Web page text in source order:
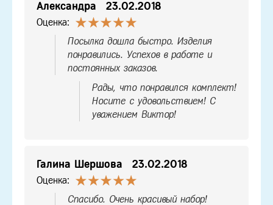
Александра 23.02.2018
Оценка:
Посылка дошла быстро. Изделия
понравились. Успехов в работе и
постоянных заказов.
Рады, что понравился комплект!
Носите с удовольствием! С
уважением Виктор!
Галина Шершова 23.02.2018
Оценка:
Спасибо. Очень красивый набор!